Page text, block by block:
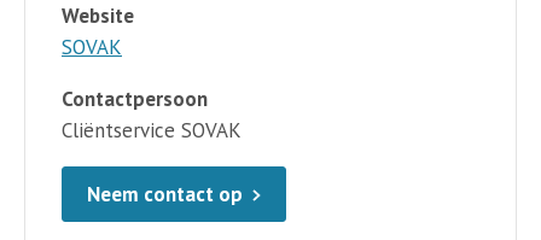
Website
SOVAK
Contactpersoon
Cliëntservice SOVAK
Neem contact op